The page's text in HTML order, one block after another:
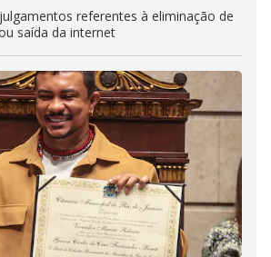
referentes à eliminação de
saída da internet